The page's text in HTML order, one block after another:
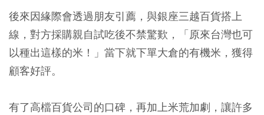
後來因緣際會透過朋友引薦，與銀座三越百貨搭上
線，對方採購親自試吃後不禁驚歎，「原來台灣也可
以種出這樣的米！」當下就下單大倉的有機米，獲得
顧客好評。
有了高檔百貨公司的口碑，再加上米荒加劇，讓許多